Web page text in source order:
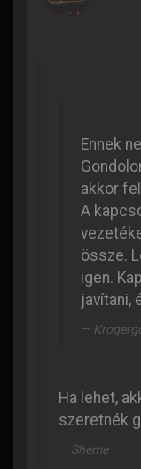
Ennek
akkor
A
össze.
igen.
javítani,
Ha lehet,
szeretnék
Sheme